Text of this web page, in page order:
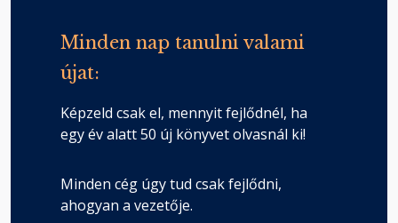
Minden nap tanulni valami
újat:
Képzeld csak el, mennyit fejlődnél, ha
egy év alatt 50 új könyvet olvasnál ki!
Minden cég úgy tud csak fejlődni,
ahogyan a vezetője.